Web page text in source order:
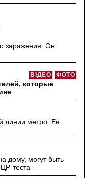
заражения. Он
ФОТО
ВІДЕО
которые
линии метро. Ее
дому, могут быть
теста